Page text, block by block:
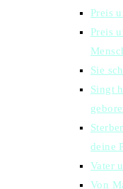
Preis
Preis
Sie
Singt
deine
Vater
Von